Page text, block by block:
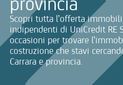
Scopri tutta l’offerta
indipendenti di UniCredit RE
occasioni per trovare
costruzione che stavi
Carrara e provincia.